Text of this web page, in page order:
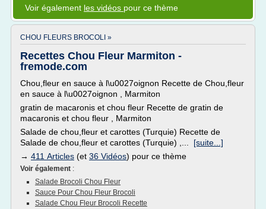
Voir également les vidéos pour ce thème
CHOU FLEURS BROCOLI »
Recettes Chou Fleur Marmiton -
fremode.com
Chou,fleur en sauce à l\u0027oignon Recette de Chou,fleur
en sauce à l\u0027oignon , Marmiton
gratin de macaronis et chou fleur Recette de gratin de
macaronis et chou fleur , Marmiton
Salade de chou,fleur et carottes (Turquie) Recette de
Salade de chou,fleur et carottes (Turquie) ,... [suite...]
→ 411 Articles (et 36 Vidéos) pour ce thème
Voir également :
Salade Brocoli Chou Fleur
Sauce Pour Chou Fleur Brocoli
Salade Chou Fleur Brocoli Recette